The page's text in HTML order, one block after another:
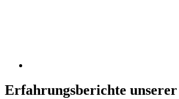
Erfahrungsberichte